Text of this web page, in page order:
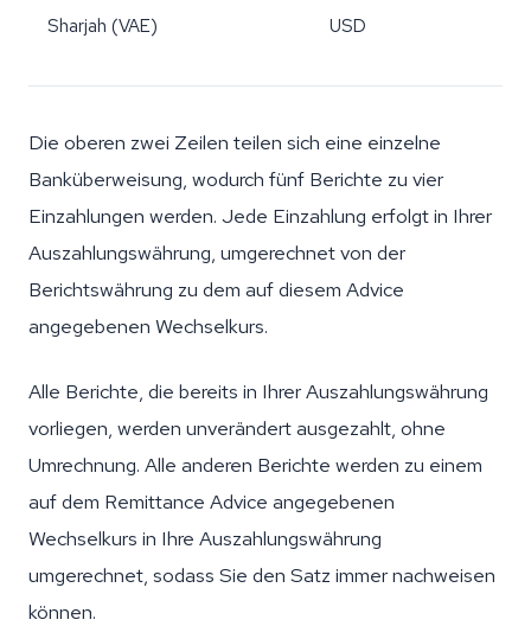
Sharjah (VAE) USD
Die oberen zwei Zeilen teilen sich eine einzelne
Banküberweisung, wodurch fünf Berichte zu vier
Einzahlungen werden. Jede Einzahlung erfolgt in Ihrer
Auszahlungswährung, umgerechnet von der
Berichtswährung zu dem auf diesem Advice
angegebenen Wechselkurs.
Alle Berichte, die bereits in Ihrer Auszahlungswährung
vorliegen, werden unverändert ausgezahlt, ohne
Umrechnung. Alle anderen Berichte werden zu einem
auf dem Remittance Advice angegebenen
Wechselkurs in Ihre Auszahlungswährung
umgerechnet, sodass Sie den Satz immer nachweisen
können.